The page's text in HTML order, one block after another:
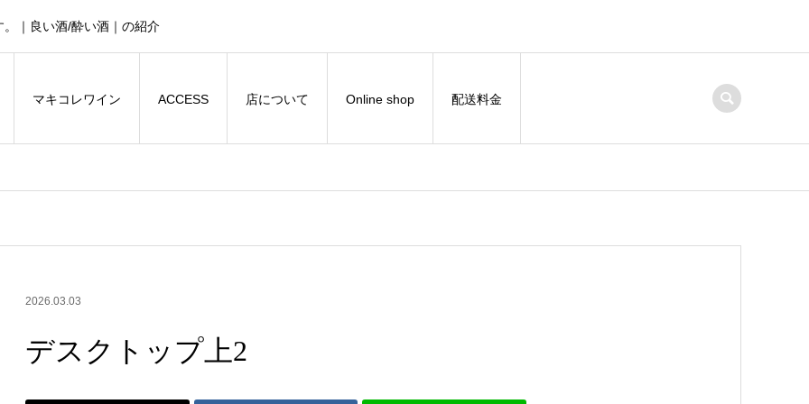
｜良い酒/酔い酒｜の紹介
マキコレワイン ACCESS 店について Online shop 配送料金
2026.03.03
デスクトップ上2